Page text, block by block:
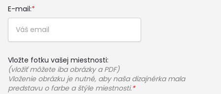
E-mail:*
Vložte fotku vašej miestnosti:
(vložiť môžete iba obrázky a PDF)
Vloženie obrázku je nutné, aby naša dizajnérka mala
predstavu o farbe a štýle miestnosti.*